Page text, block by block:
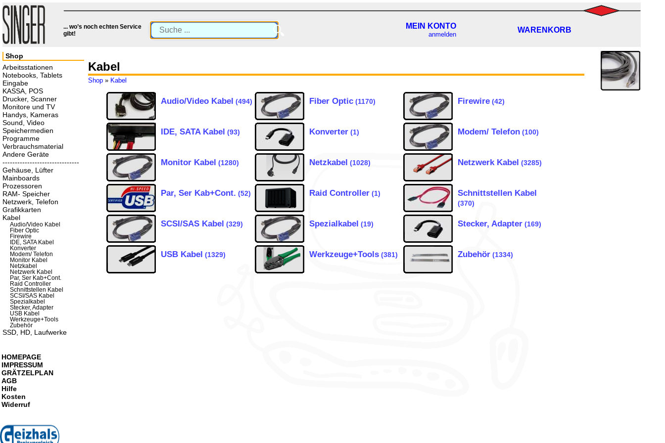
... wo’s noch echten Service
gibt!
🔍 MEIN KONTO
anmelden
WARENKORB
Kabel
Shop » Kabel
Audio/Video Kabel (494) Fiber Optic (1170) Firewire (42)
IDE, SATA Kabel (93) Konverter (1) Modem/ Telefon (100)
Monitor Kabel (1280) Netzkabel (1028) Netzwerk Kabel (3285)
Par, Ser Kab+Cont. (52) Raid Controller (1) Schnittstellen Kabel
(370)
SCSI/SAS Kabel (329) Spezialkabel (19) Stecker, Adapter (169)
USB Kabel (1329) Werkzeuge+Tools (381) Zubehör (1334)
Shop
Arbeitsstationen
Notebooks, Tablets
Eingabe
KASSA, POS
Drucker, Scanner
Monitore und TV
Handys, Kameras
Sound, Video
Speichermedien
Programme
Verbrauchsmaterial
Andere Geräte
-------------------------------
Gehäuse, Lüfter
Mainboards
Prozessoren
RAM- Speicher
Netzwerk, Telefon
Grafikkarten
Kabel
Audio/Video Kabel
Fiber Optic
Firewire
IDE, SATA Kabel
Konverter
Modem/ Telefon
Monitor Kabel
Netzkabel
Netzwerk Kabel
Par, Ser Kab+Cont.
Raid Controller
Schnittstellen Kabel
SCSI/SAS Kabel
Spezialkabel
Stecker, Adapter
USB Kabel
Werkzeuge+Tools
Zubehör
SSD, HD, Laufwerke
HOMEPAGE
IMPRESSUM
GRÄTZELPLAN
AGB
Hilfe
Kosten
Widerruf